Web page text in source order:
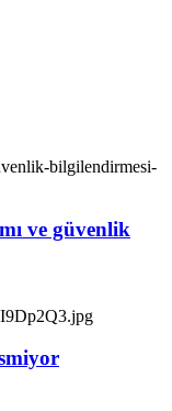
ve güvenlik